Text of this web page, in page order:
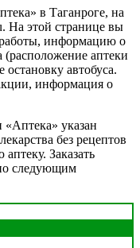
в Таганроге, на
На этой странице вы
работы, информацию о
(расположение аптеки
автобуса.
информация о
указан
без рецептов
Заказать
следующим